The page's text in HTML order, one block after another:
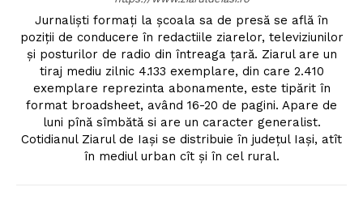
Jurnalişti formaţi la şcoala sa de presă se află în
poziţii de conducere în redactiile ziarelor, televiziunilor
şi posturilor de radio din întreaga ţară. Ziarul are un
tiraj mediu zilnic 4.133 exemplare, din care 2.410
exemplare reprezinta abonamente, este tipărit în
format broadsheet, având 16-20 de pagini. Apare de
luni pînă sîmbătă si are un caracter generalist.
Cotidianul Ziarul de Iaşi se distribuie în judeţul Iaşi, atît
în mediul urban cît şi în cel rural.